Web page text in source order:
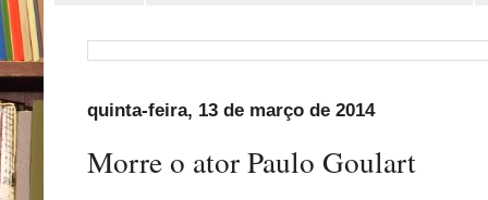
quinta-feira, 13 de março de 2014
Morre o ator Paulo Goulart